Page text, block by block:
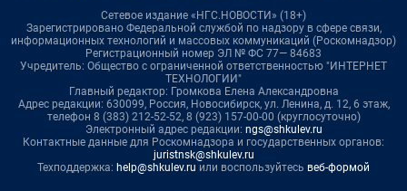
Сетевое издание «НГС.НОВОСТИ» (18+)
Зарегистрировано Федеральной службой по надзору в сфере связи,
информационных технологий и массовых коммуникаций (Роскомнадзор)
Регистрационный номер ЭЛ № ФС 77— 84683
Учредитель: Общество с ограниченной ответственностью "ИНТЕРНЕТ
ТЕХНОЛОГИИ"
Главный редактор: Громкова Елена Александровна
Адрес редакции: 630099, Россия, Новосибирск, ул. Ленина, д. 12, 6 этаж,
телефон 8 (383) 212-52-52, 8 (923) 157-00-00 (круглосуточно)
Электронный адрес редакции: ngs@shkulev.ru
Контактные данные для Роскомнадзора и государственных органов:
juristnsk@shkulev.ru
Техподдержка: help@shkulev.ru или воспользуйтесь веб-формой